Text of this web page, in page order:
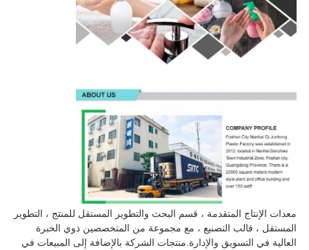
معدات الإنتاج المتقدمة ، قسم البحث والتطوير المستقل للمنتج ، التطوير
المستقل ، قالب التصنيع ، مع مجموعة من المتخصصين ذوي الخبرة
العالية في التسويق والإدارة.منتجات الشركة بالإضافة إلى المبيعات في